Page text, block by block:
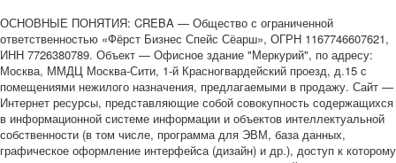
ОСНОВНЫЕ ПОНЯТИЯ: CREBA — Общество с ограниченной
ответственностью «Фёрст Бизнес Спейс Сёарш», ОГРН 1167746607621,
ИНН 7726380789. Объект — Офисное здание "Меркурий", по адресу:
Москва, ММДЦ Москва-Сити, 1-й Красногвардейский проезд, д.15 с
помещениями нежилого назначения, предлагаемыми в продажу. Сайт —
Интернет ресурсы, представляющие собой совокупность содержащихся
в информационной системе информации и объектов интеллектуальной
собственности (в том числе, программа для ЭВМ, база данных,
графическое оформление интерфейса (дизайн) и др.), доступ к которому